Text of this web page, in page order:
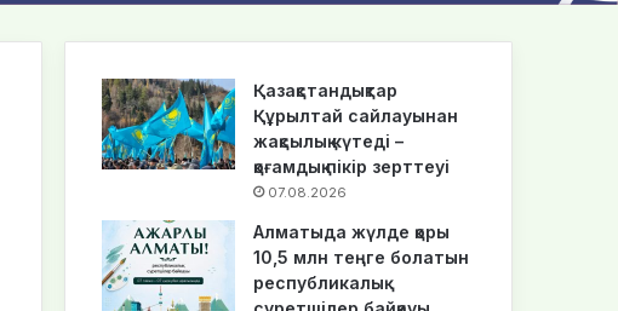
Қазақстандықтар
Құрылтай сайлауынан
жақсылық күтеді –
қоғамдық пікір зерттеуі
07.08.2026
Алматыда жүлде қоры
10,5 млн теңге болатын
республикалық